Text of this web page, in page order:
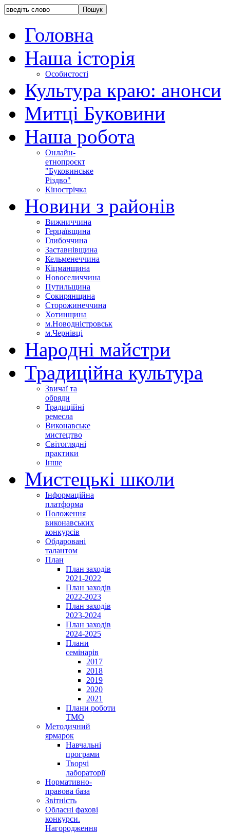
Головна
Наша історія
Особистості
Культура краю: анонси
Митці Буковини
Наша робота
Онлайн-
етнопроєкт
"Буковинське
Різдво"
Кінострічка
Новини з районів
Вижниччина
Герцаївщина
Глибоччина
Заставнівщина
Кельменеччина
Кіцманщина
Новоселиччина
Путильщина
Сокирянщина
Сторожинеччина
Хотинщина
м.Новодністровськ
м.Чернівці
Народні майстри
Традиційна культура
Звичаї та
обряди
Традиційні
ремесла
Виконавське
мистецтво
Світоглядні
практики
Інше
Мистецькі школи
Інформаційна
платформа
Положення
виконавських
конкурсів
Обдаровані
талантом
План
План заходів
2021-2022
План заходів
2022-2023
План заходів
2023-2024
План заходів
2024-2025
Плани
семінарів
2017
2018
2019
2020
2021
Плани роботи
ТМО
Методичний
ярмарок
Навчальні
програми
Творчі
лабораторії
Нормативно-
правова база
Звітність
Обласні фахові
конкурси.
Нагородження